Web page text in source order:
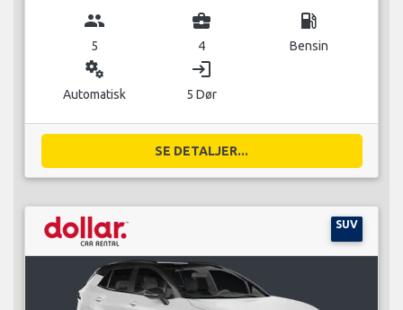
group
5
business_center
4
local_gas_station
Bensin
miscellaneous_services
Automatisk
login
5 Dør
SE DETALJER...
SUV